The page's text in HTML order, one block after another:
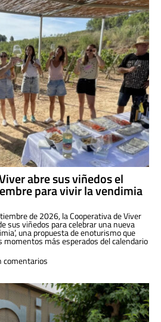
abre sus viñedos el
para vivir la vendimia
de 2026, la Cooperativa de Viver
sus viñedos para celebrar una nueva
una propuesta de enoturismo que
momentos más esperados del calendario
comentarios